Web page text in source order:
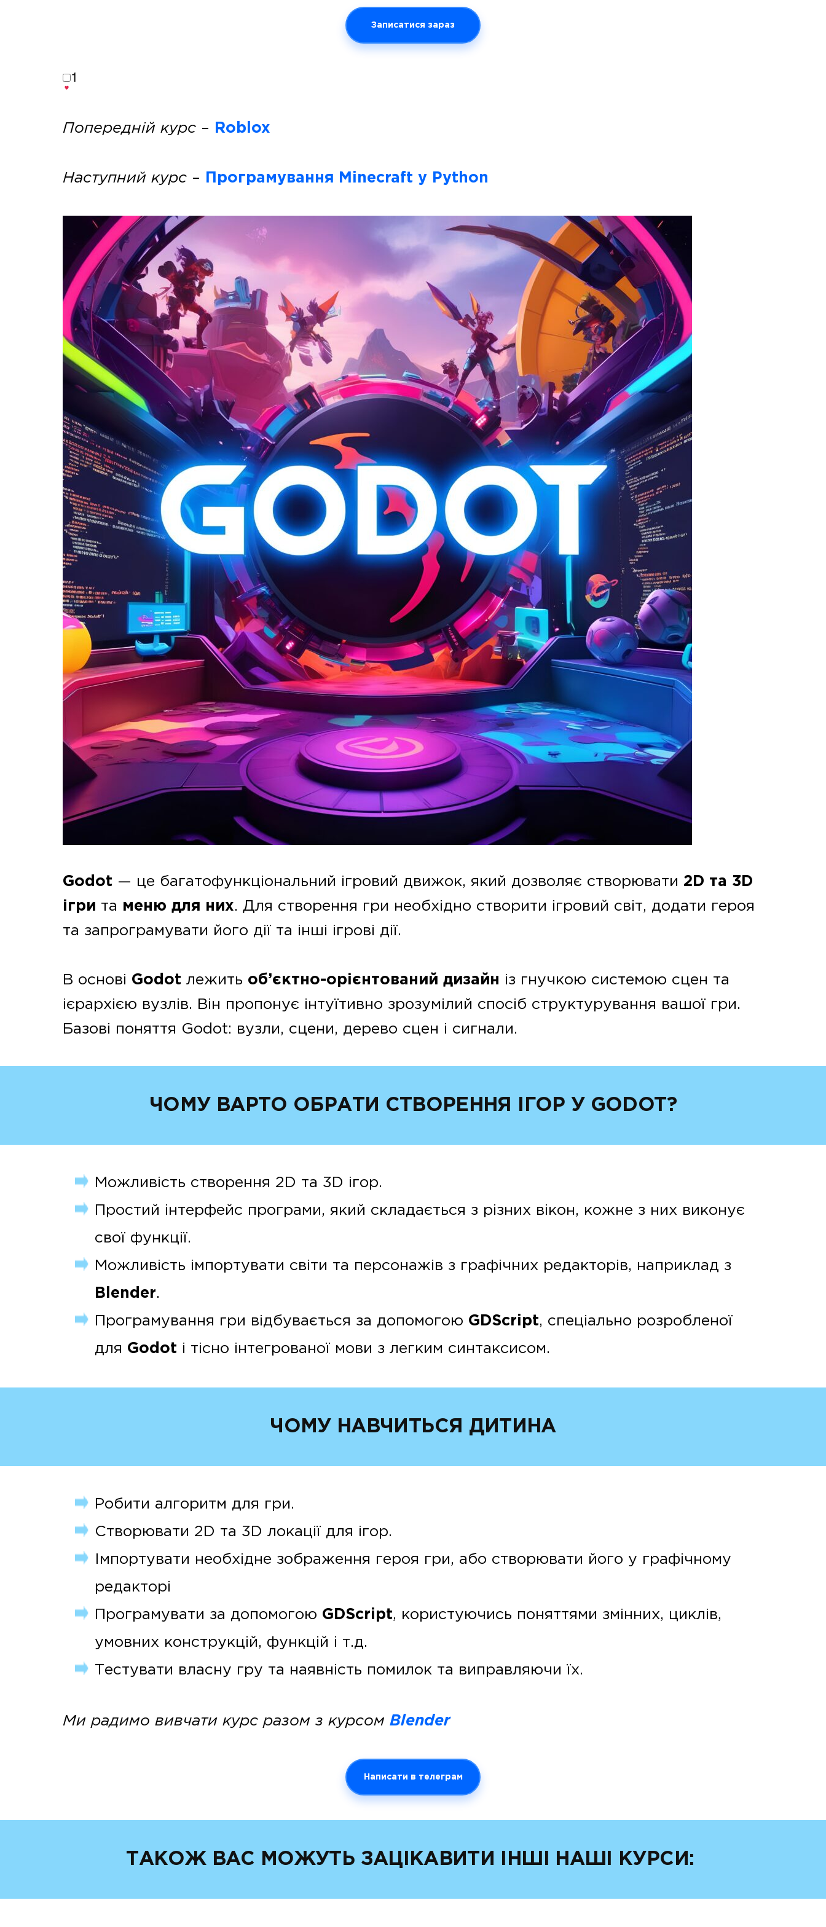
Записатися зараз
1
Попередній курс – Roblox
Наступний курс – Програмування Minecraft у Python
Godot — це багатофункціональний ігровий движок, який дозволяє створювати 2D та 3D
ігри та меню для них. Для створення гри необхідно створити ігровий світ, додати героя
та запрограмувати його дії та інші ігрові дії.
В основі Godot лежить об’єктно-орієнтований дизайн із гнучкою системою сцен та
ієрархією вузлів. Він пропонує інтуїтивно зрозумілий спосіб структурування вашої гри.
Базові поняття Godot: вузли, сцени, дерево сцен і сигнали.
ЧОМУ ВАРТО ОБРАТИ СТВОРЕННЯ ІГОР У GODOT?
Можливість створення 2D та 3D ігор.
Простий інтерфейс програми, який складається з різних вікон, кожне з них виконує
свої функції.
Можливість імпортувати світи та персонажів з графічних редакторів, наприклад з
Blender.
Програмування гри відбувається за допомогою GDScript, спеціально розробленої
для Godot і тісно інтегрованої мови з легким синтаксисом.
ЧОМУ НАВЧИТЬСЯ ДИТИНА
Робити алгоритм для гри.
Створювати 2D та 3D локації для ігор.
Імпортувати необхідне зображення героя гри, або створювати його у графічному
редакторі
Програмувати за допомогою GDScript, користуючись поняттями змінних, циклів,
умовних конструкцій, функцій і т.д.
Тестувати власну гру та наявність помилок та виправляючи їх.
Ми радимо вивчати курс разом з курсом Blender
Написати в телеграм
ТАКОЖ ВАС МОЖУТЬ ЗАЦІКАВИТИ ІНШІ НАШІ КУРСИ: